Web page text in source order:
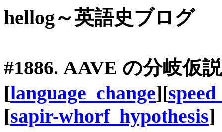
hellog～英語史ブログ
#1886. AAVE の分岐仮
[language_change][
[sapir-whorf_hypothesis]